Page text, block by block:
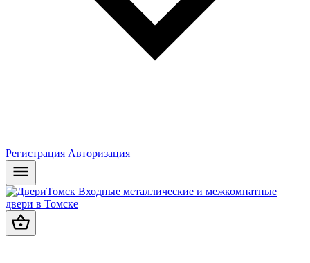
Регистрация Авторизация